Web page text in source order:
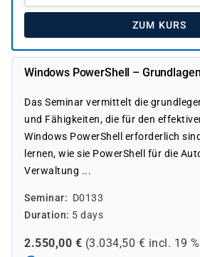
ZUM KURS
Windows PowerShell –
Das Seminar vermittelt die
und Fähigkeiten, die für den
Windows PowerShell erforderlich
lernen, wie sie PowerShell für die
Verwaltung ...
Seminar
D0133
Duration
5 days
2.550,00 € (3.034,50 € incl. 19 %